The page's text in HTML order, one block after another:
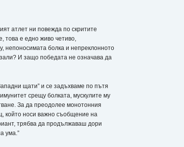
атлет ни повежда по скритите
това е едно живо четиво,
непоносимата болка и непреклонното
И защо победата не означава да
щати” и се задъхваме по пътя
срещу болката, мускулите му
За да преодолее монотонния
който носи важно съобщение на
трябва да продължаваш дори
ума.”